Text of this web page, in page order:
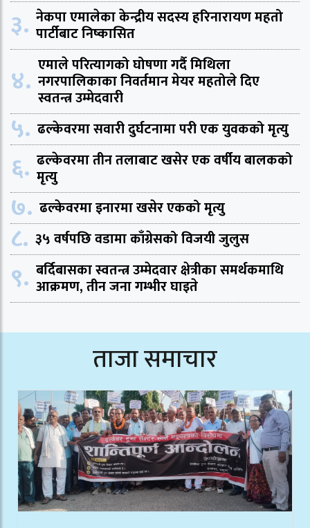
३. नेकपा एमालेका केन्द्रीय सदस्य हरिनारायण महतो
पार्टीबाट निष्कासित
४. एमाले परित्यागको घोषणा गर्दै मिथिला
नगरपालिकाका निवर्तमान मेयर महतोले दिए
स्वतन्त्र उम्मेदवारी
५. ढल्केवरमा सवारी दुर्घटनामा परी एक युवकको मृत्यु
६. ढल्केवरमा तीन तलाबाट खसेर एक वर्षीय बालकको
मृत्यु
७. ढल्केवरमा इनारमा खसेर एकको मृत्यु
८. ३५ वर्षपछि वडामा काँग्रेसको विजयी जुलुस
९. बर्दिबासका स्वतन्त्र उम्मेदवार क्षेत्रीका समर्थकमाथि
आक्रमण, तीन जना गम्भीर घाइते
ताजा समाचार